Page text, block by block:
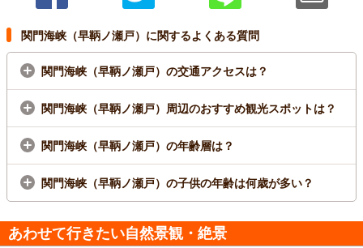
関門海峡（早鞆ノ瀬戸）に関するよくある質問
関門海峡（早鞆ノ瀬戸）の交通アクセスは？
関門海峡（早鞆ノ瀬戸）周辺のおすすめ観光スポットは？
関門海峡（早鞆ノ瀬戸）の年齢層は？
関門海峡（早鞆ノ瀬戸）の子供の年齢は何歳が多い？
あわせて行きたい自然景観・絶景